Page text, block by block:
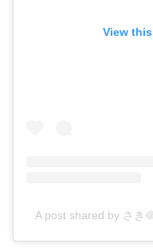
View
A post shared by さき